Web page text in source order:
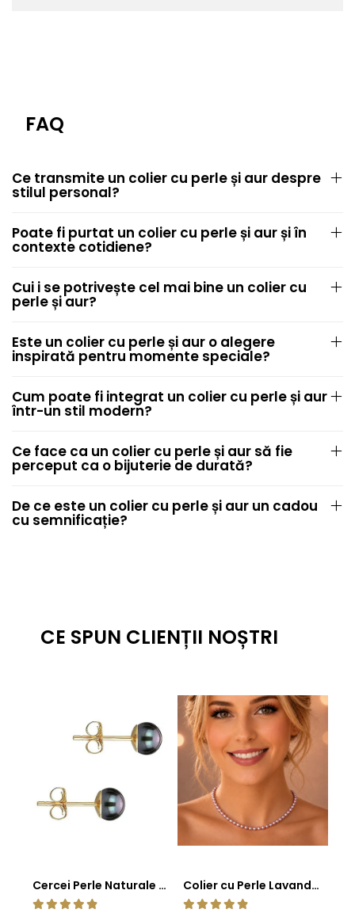
FAQ
Ce transmite un colier cu perle și aur despre
stilul personal?
Poate fi purtat un colier cu perle și aur și în
contexte cotidiene?
Cui i se potrivește cel mai bine un colier cu
perle și aur?
Este un colier cu perle și aur o alegere
inspirată pentru momente speciale?
Cum poate fi integrat un colier cu perle și aur
într-un stil modern?
Ce face ca un colier cu perle și aur să fie
perceput ca o bijuterie de durată?
De ce este un colier cu perle și aur un cadou
cu semnificație?
CE SPUN CLIENȚII NOȘTRI
Cercei Perle Naturale Negre 5-6 mm, Buton AAA, Aur 14K (aur 585), Tip Șurub | KASKADDA® Colier cu Perle Lavanda la Baza Gatului, de 4-5 mm, Perle Rare, Calitate AAA+, Aur 14K | KASKADDA®